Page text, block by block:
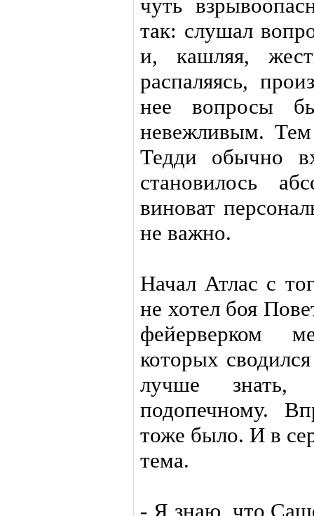
чуть
так: слушал
и, кашляя,
распаляясь,
нее вопросы
невежливым.
Тедди обычно
становилось
виноват
не важно.
Начал Атлас с
не хотел боя
фейерверком
которых
лучше знать,
подопечному.
тоже было. И в
тема.
- Я знаю, что